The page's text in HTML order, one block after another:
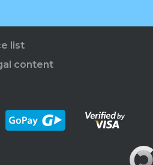
list
content